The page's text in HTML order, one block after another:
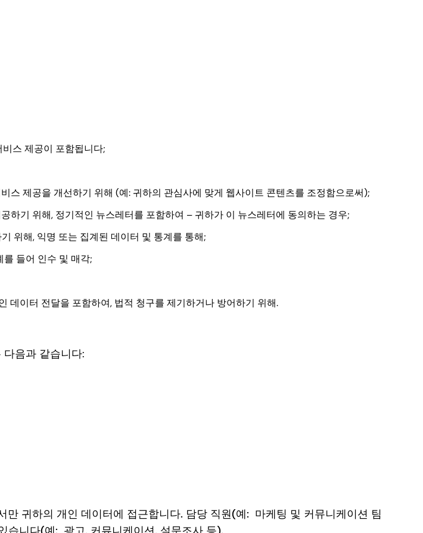
스 제공이 포함됩니다;
스 제공을 개선하기 위해 (예: 귀하의 관심사에 맞게 웹사이트 콘텐츠를 조정함으로써);
기 위해, 정기적인 뉴스레터를 포함하여 – 귀하가 이 뉴스레터에 동의하는 경우;
위해, 익명 또는 집계된 데이터 및 통계를 통해;
들어 인수 및 매각;
데이터 전달을 포함하여, 법적 청구를 제기하거나 방어하기 위해.
음과 같습니다:
귀하의 개인 데이터에 접근합니다. 담당 직원(예: 마케팅 및 커뮤니케이션 팀